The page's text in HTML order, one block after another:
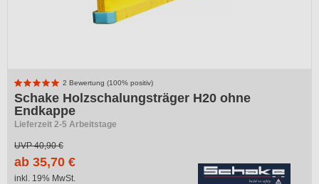
2 Bewertung (100% positiv)
Schake Holzschalungsträger H20 ohne
Endkappe
Lieferzeit 2-5 Arbeitstage
UVP40,90 €
ab 35,70 €
inkl. 19% MwSt.